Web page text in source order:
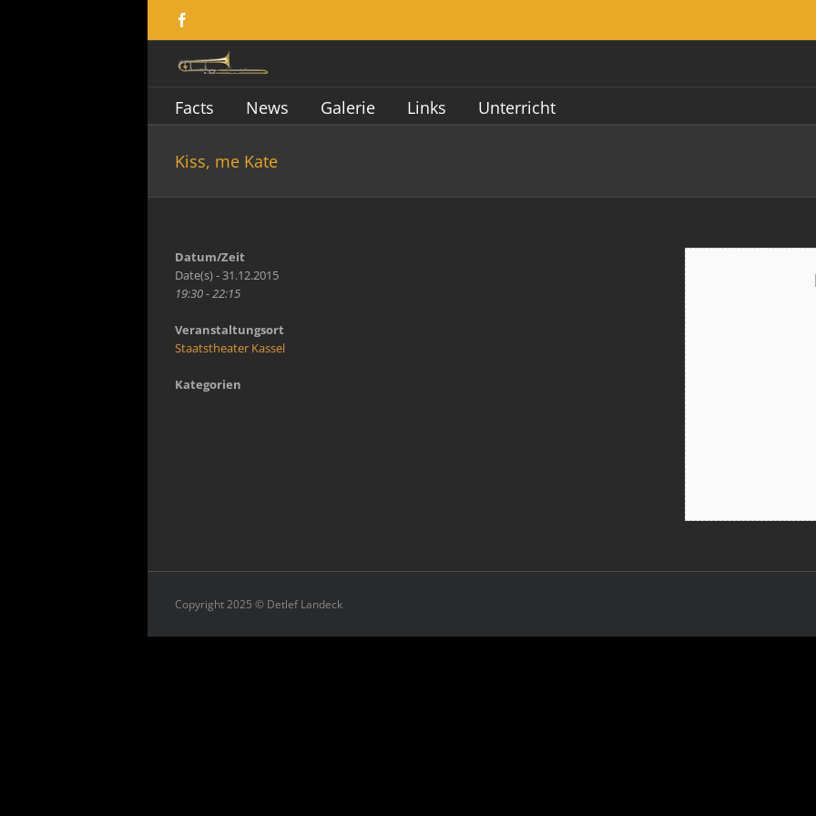
Facts News Galerie Links Unterricht
Kiss, me Kate
Datum/Zeit
Date(s) - 31.12.2015
19:30 - 22:15
Veranstaltungsort
Staatstheater Kassel
Kategorien
Copyright 2025 © Detlef Landeck